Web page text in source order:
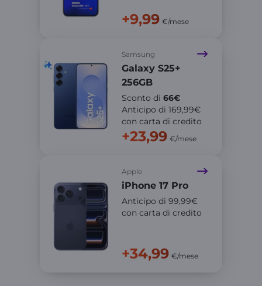
+9,99 €/mese
Samsung
Galaxy S25+
256GB​
Sconto di 66€
Anticipo di 169,99€
con carta di credito
+23,99 €/mese
Apple
​iPhone 17 Pro
Anticipo di 99,99€
con carta di credito
+34,99 €/mese